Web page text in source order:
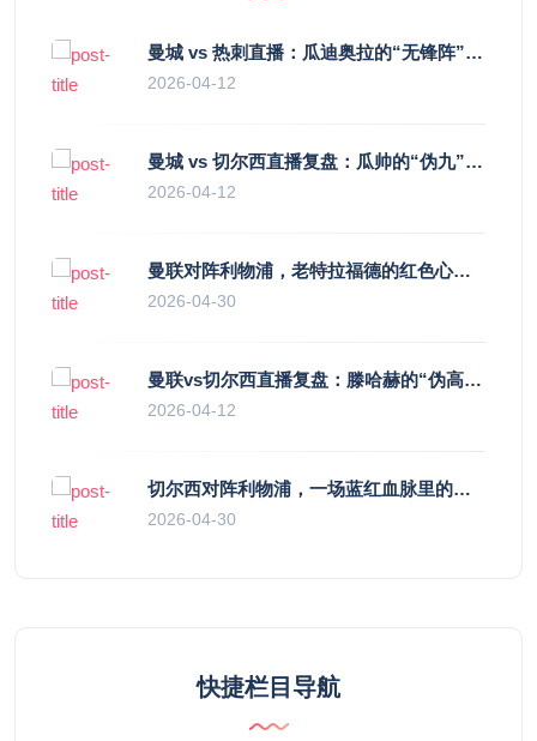
曼城 vs 热刺直播：瓜迪奥拉的“无锋阵”是天才设计还是自废武功？
2026-04-12
曼城 vs 切尔西直播复盘：瓜帅的“伪九”陷阱，如何绞杀蓝军的“三中卫”？
2026-04-12
曼联对阵利物浦，老特拉福德的红色心跳与蓝色暗涌
2026-04-30
曼联vs切尔西直播复盘：滕哈赫的“伪高位”与波切蒂诺的“无锋阵”，谁更拧巴？
2026-04-12
切尔西对阵利物浦，一场蓝红血脉里的恩怨与忠诚
2026-04-30
快捷栏目导航